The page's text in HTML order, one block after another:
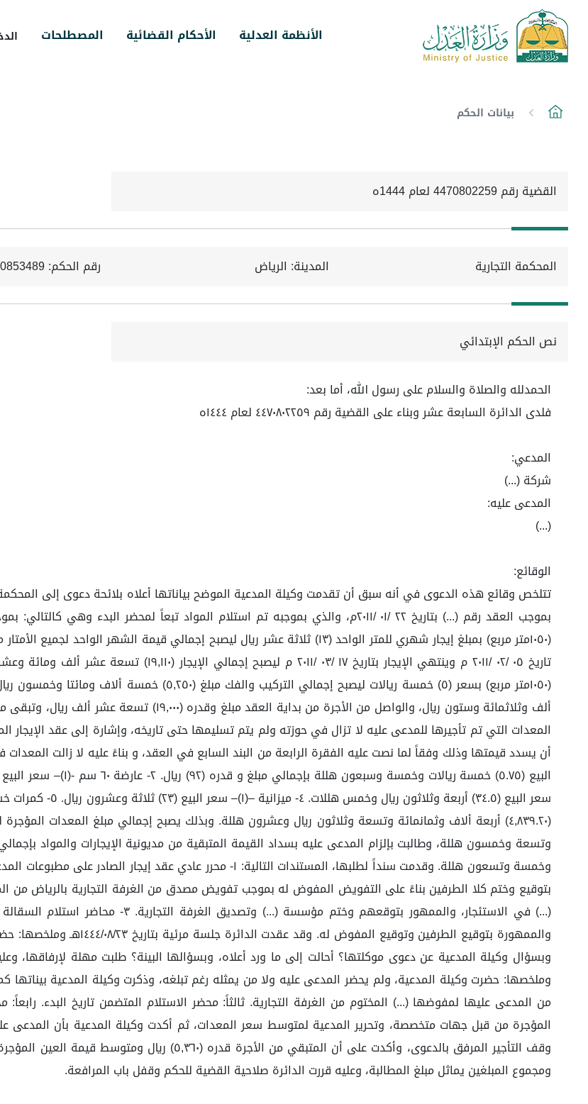
الأنظمة العدلية الأحكام القضائية المصطلحات
بيانات الحكم
القضية رقم 4470802259 لعام 1444ه
المحكمة التجارية المدينة: الرياض رقم الحكم: 4430853489
نص الحكم الإبتدائي
الحمدلله والصلاة والسلام على رسول الله، أما بعد:
فلدى الدائرة السابعة عشر وبناء على القضية رقم ٤٤٧٠٨٠٢٢٥٩ لعام ١٤٤٤ه
المدعي:
شركة (...)
المدعى عليه:
(...)
الوقائع:
تتلخص وقائع هذه الدعوى في أنه سبق أن تقدمت وكيلة المدعية الموضح بياناتها أعلاه بلائحة دعوى إلى
بموجب العقد رقم (...) بتاريخ ٢٢ /٠١ /٢٠١١م، والذي بموجبه تم استلام المواد تبعاً
تاريخ ٠٥ /٠٢ /٢٠١١ م وينتهي الإيجار بتاريخ ١٧ /٠٣ /
المعدات التي تم تأجيرها للمدعى عليه لا تزال في حوزته ولم يتم تسليمها حتى تاريخه، وإشارة إلى عقد الإيجار
والممهورة بتوقيع الطرفين
وملخصها: حضرت وكيلة المدعية، ولم يحضر المدعى عليه ولا من يمثله رغم تبلغه، وذكرت وكيلة المدعية بيناتها
المؤجرة من قبل جهات متخصصة، وتحرير المدعية لمتوسط سعر المعدات، ثم أكدت وكيلة المدعية بأن المدعى
ومجموع المبلغين يماثل مبلغ المطالبة، وعليه قررت الدائرة صلاحية القضية للحكم وقفل باب المرافعة.